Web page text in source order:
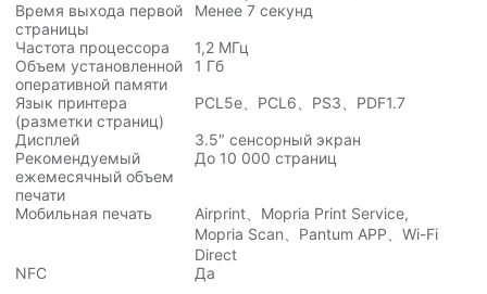
Время выхода первой
страницы
Менее 7 секунд
Частота процессора
1,2 МГц
Объем установленной
оперативной памяти
1 Гб
Язык принтера
(разметки страниц)
PCL5e、PCL6、PS3、PDF1.7
Дисплей
3.5″ сенсорный экран
Рекомендуемый
ежемесячный объем
печати
До 10 000 страниц
Мобильная печать
Airprint、Mopria Print Service,
Mopria Scan、Pantum APP、Wi-Fi
Direct
NFC
Да